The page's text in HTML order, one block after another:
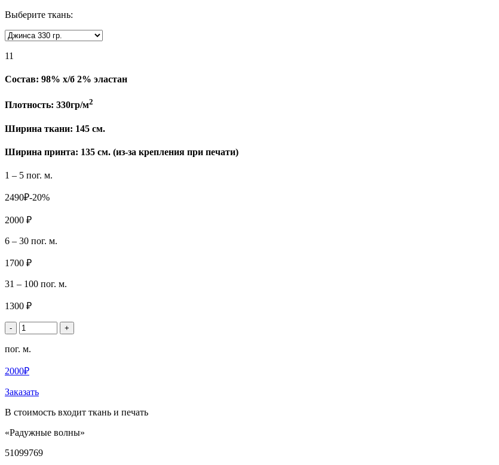
Выберите ткань:
11
Состав: 98% х/б 2% эластан
Плотность: 330гр/м2
Ширина ткани: 145 см.
Ширина принта: 135 см. (из-за крепления при печати)
1 – 5 пог. м.
2490₽-20%
2000 ₽
6 – 30 пог. м.
1700 ₽
31 – 100 пог. м.
1300 ₽
- +
пог. м.
2000₽
Заказать
В стоимость входит ткань и печать
«Радужные волны»
51099769